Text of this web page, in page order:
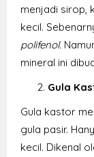
menjadi sirop,
kecil.
polifenol.
mineral ini
Gula
Gula kastor
gula pasir.
kecil. Dikenal